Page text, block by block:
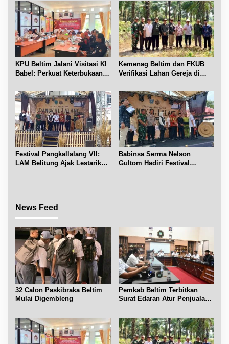
KPU Beltim Jalani Visitasi KI
Babel: Perkuat Keterbukaan
Kemenag Beltim dan FKUB
Verifikasi Lahan Gereja di
Festival Pangkallalang VII:
LAM Belitung Ajak Lestarikan
Babinsa Serma Nelson
Gultom Hadiri Festival
News Feed
32 Calon Paskibraka Beltim
Mulai Digembleng
Pemkab Beltim Terbitkan
Surat Edaran Atur Penjualan